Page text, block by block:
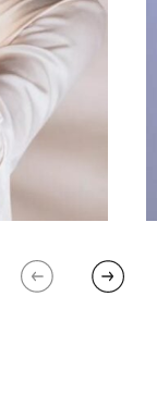
Previous Next